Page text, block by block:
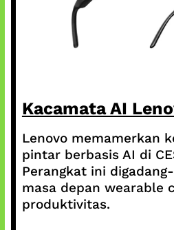
Kacamata AI
Lenovo memamerkan
pintar berbasis AI di
Perangkat ini
masa depan wearable
produktivitas.